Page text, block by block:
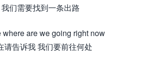
我们需要找到一条出路
where are we going right now
请告诉我 我们要前往何处